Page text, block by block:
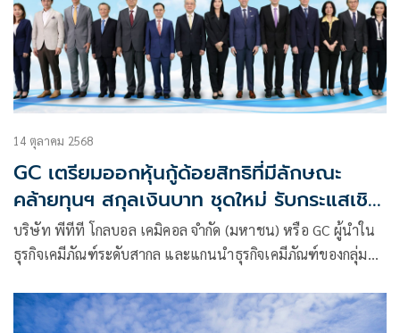
14 ตุลาคม 2568
GC เตรียมออกหุ้นกู้ด้อยสิทธิที่มีลักษณะ
คล้ายทุนฯ สกุลเงินบาท ชุดใหม่ รับกระแสเชิง
บวกจากนักลงทุน หนุนแผนบริหารเงินทุนระยะ
ยาว รองรับการเติบโตธุรกิจมูลค่าสูง–
บริษัท พีทีที โกลบอล เคมิคอล จำกัด (มหาชน) หรือ GC ผู้นำใน
ธุรกิจเคมีภัณฑ์ระดับสากล และแกนนำธุรกิจเคมีภัณฑ์ของกลุ่ม
คล้ายทุนฯ สกุล